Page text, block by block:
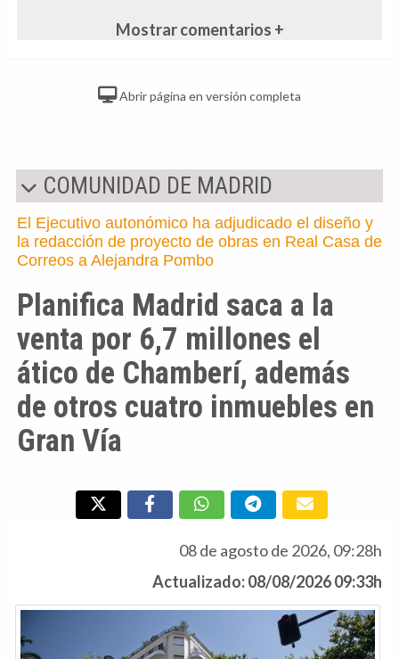
Mostrar comentarios +
Abrir página en versión completa
COMUNIDAD DE MADRID
El Ejecutivo autonómico ha adjudicado el diseño y
la redacción de proyecto de obras en Real Casa de
Correos a Alejandra Pombo
Planifica Madrid saca a la
venta por 6,7 millones el
ático de Chamberí, además
de otros cuatro inmuebles en
Gran Vía
08 de agosto de 2026, 09:28h
Actualizado: 08/08/2026 09:33h